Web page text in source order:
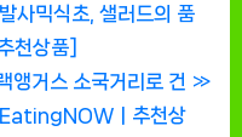
사믹식초, 샐러드의 품
천상품]
앵거스 소국거리로 건
ㅣ추천상